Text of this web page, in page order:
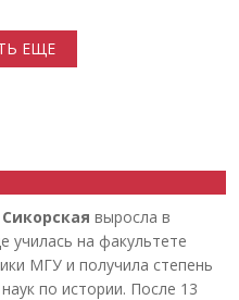
ЕЩЕ
выросла в
училась на факультете
МГУ и получила степень
по истории. После 13